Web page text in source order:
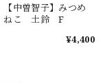
【中曽智子】みつめ
ねこ 土鈴 F
¥4,400